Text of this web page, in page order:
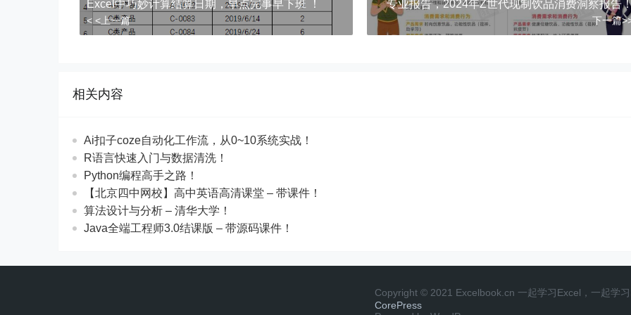
Excel中巧妙计算结算日期，早点完事早下班 ！
< <上一篇
​​专业报告，2024年Z世代现制饮品消费洞察报告！
下一篇
相关内容
Ai扣子coze自动化工作流，从0~10系统实战！
R语言快速入门与数据清洗！
Python编程高手之路！
【北京四中网校】高中英语高清课堂 – 带课件！
算法设计与分析 – 清华大学！
Java全端工程师3.0结课版 – 带源码课件！
Copyright © 2021 Excelbook.cn 一起学习Excel，一起学
CorePress